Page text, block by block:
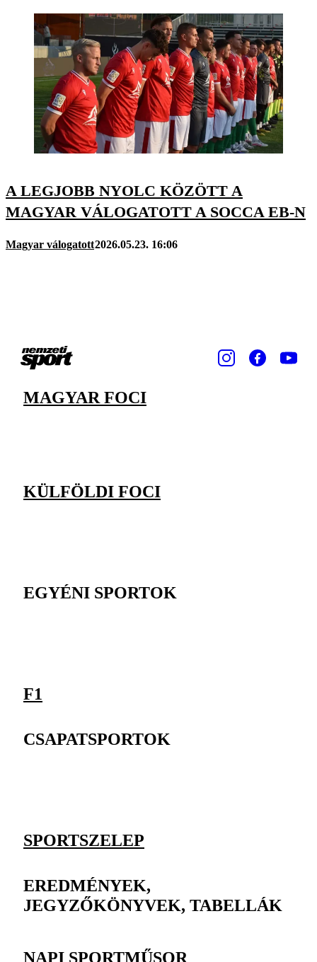
A LEGJOBB NYOLC KÖZÖTT A
MAGYAR VÁLOGATOTT A SOCCA EB-N
Magyar válogatott2026.05.23. 16:06
MAGYAR FOCI
KÜLFÖLDI FOCI
EGYÉNI SPORTOK
F1
CSAPATSPORTOK
SPORTSZELEP
EREDMÉNYEK,
JEGYZŐKÖNYVEK, TABELLÁK
NAPI SPORTMŰSOR